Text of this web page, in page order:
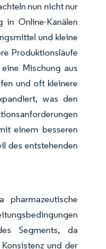
nun nicht nur
in Online-Kanälen
und kleine
Produktionsläufe
Mischung aus
und oft kleinere
was den
einem besseren
des entstehenden
pharmazeutische
Segments, da
und der